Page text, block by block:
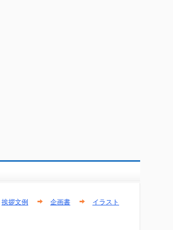
挨拶文例 企画書
イラスト